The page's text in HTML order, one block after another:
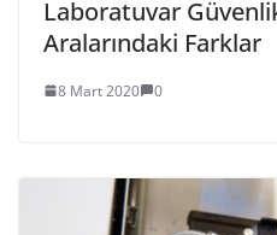
Laboratuvar
Aralarındaki Farklar
8 Mart 2020 0